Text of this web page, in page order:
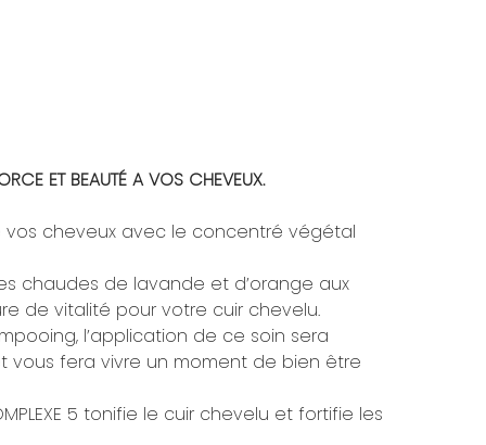
ET BEAUTÉ A VOS CHEVEUX.
cheveux avec le concentré végétal
chaudes de lavande et d’orange aux
de vitalité pour votre cuir chevelu.
l’application de ce soin sera
vous fera vivre un moment de bien être
5 tonifie le cuir chevelu et fortifie les